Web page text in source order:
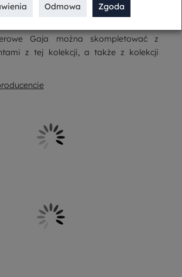
Doskonały do podawania ciast
Gaja można skompletować z
z tej kolekcji, a także z kolekcji
Odmowa Zgoda